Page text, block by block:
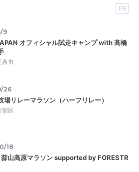
PR
9
オフィシャル試走キャンプ with 高橋
条市
26
場リレーマラソン（ハーフリレー）
宿区
18
山高原マラソン supported by FORESTR